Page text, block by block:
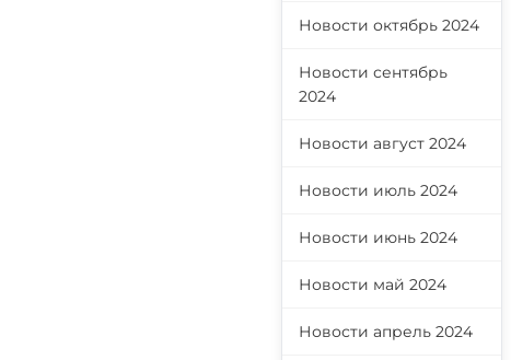
Новости октябрь 2024
Новости сентябрь
2024
Новости август 2024
Новости июль 2024
Новости июнь 2024
Новости май 2024
Новости апрель 2024